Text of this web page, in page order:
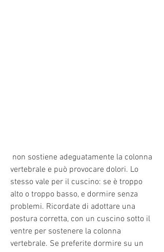
vertebrale e può provocare dolori. Lo
stesso vale per il cuscino: se è troppo
alto o troppo basso, e dormire senza
problemi. Ricordate di adottare una
postura corretta, con un cuscino sotto il
ventre per sostenere la colonna
vertebrale. Se preferite dormire su un